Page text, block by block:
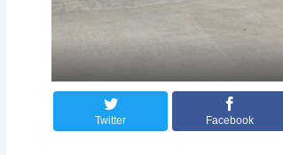
Twitter Facebook